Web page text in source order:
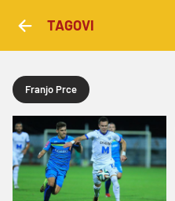
TAGOVI
Franjo Prce